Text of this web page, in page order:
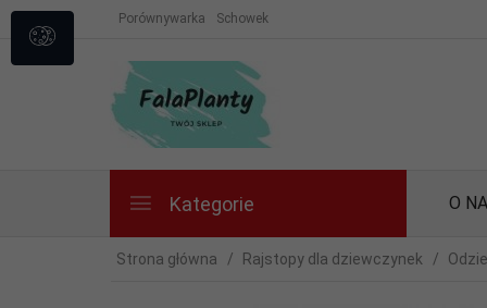
Porównywarka Schowek
Kategorie O
Strona główna Rajstopy dla dziewczynek